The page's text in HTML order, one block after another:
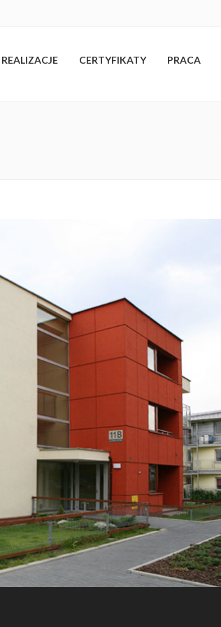
REALIZACJE CERTYFIKATY PRACA